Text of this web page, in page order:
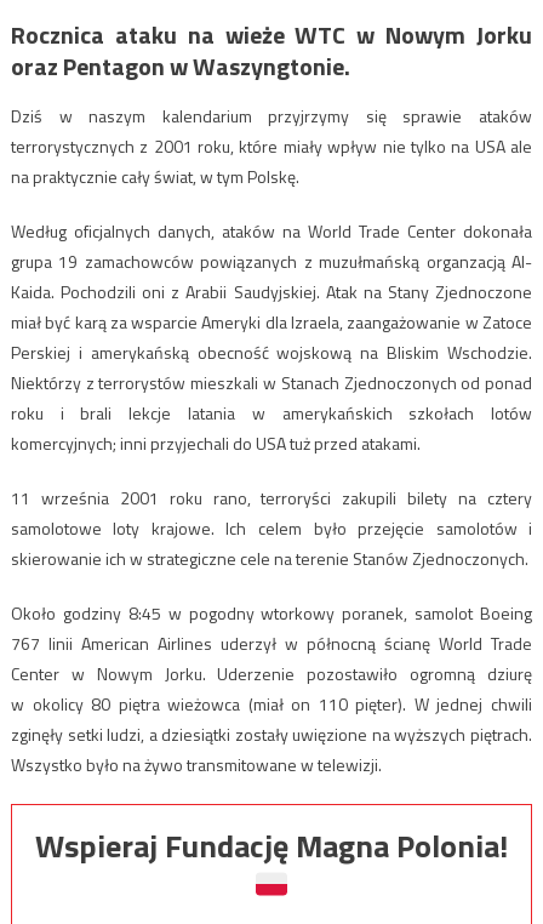
Rocznica ataku na wieże WTC w Nowym Jorku
oraz Pentagon w Waszyngtonie.
Dziś w naszym kalendarium przyjrzymy się sprawie ataków
terrorystycznych z 2001 roku, które miały wpływ nie tylko na USA ale
na praktycznie cały świat, w tym Polskę.
Według oficjalnych danych, ataków na World Trade Center dokonała
grupa 19 zamachowców powiązanych z muzułmańską organzacją Al-
Kaida. Pochodzili oni z Arabii Saudyjskiej. Atak na Stany Zjednoczone
miał być karą za wsparcie Ameryki dla Izraela, zaangażowanie w Zatoce
Perskiej i amerykańską obecność wojskową na Bliskim Wschodzie.
Niektórzy z terrorystów mieszkali w Stanach Zjednoczonych od ponad
roku i brali lekcje latania w amerykańskich szkołach lotów
komercyjnych; inni przyjechali do USA tuż przed atakami.
11 września 2001 roku rano, terroryści zakupili bilety na cztery
samolotowe loty krajowe. Ich celem było przejęcie samolotów i
skierowanie ich w strategiczne cele na terenie Stanów Zjednoczonych.
Około godziny 8:45 w pogodny wtorkowy poranek, samolot Boeing
767 linii American Airlines uderzył w północną ścianę World Trade
Center w Nowym Jorku. Uderzenie pozostawiło ogromną dziurę
w okolicy 80 piętra wieżowca (miał on 110 pięter). W jednej chwili
zginęły setki ludzi, a dziesiątki zostały uwięzione na wyższych piętrach.
Wszystko było na żywo transmitowane w telewizji.
Wspieraj Fundację Magna Polonia!